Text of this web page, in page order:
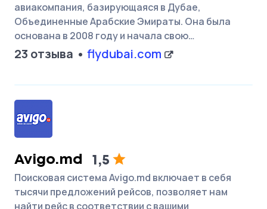
авиакомпания, базирующаяся в Дубае,
Объединенные Арабские Эмираты. Она была
основана в 2008 году и начала свою…
23 отзыва flydubai.com
Avigo.md 1,5
Поисковая система Avigo.md включает в себя
тысячи предложений рейсов, позволяет нам
найти рейс в соответствии с вашими